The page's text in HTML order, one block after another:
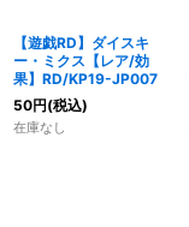
【遊戯RD】ダイスキ
ー・ミクス【レア/効
果】RD/KP19-JP007
50円(税込)
在庫なし